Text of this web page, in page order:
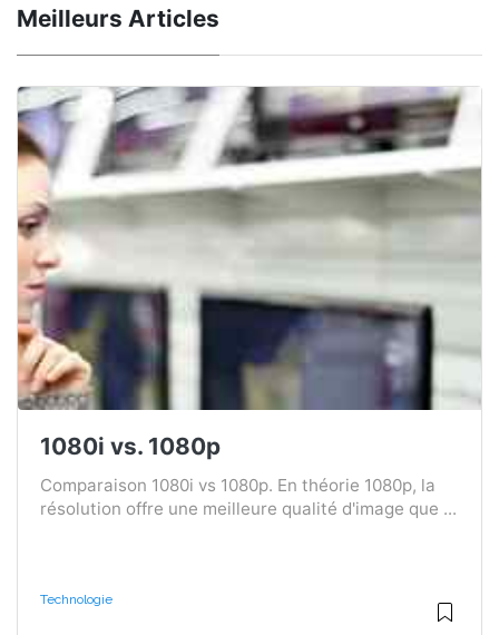
Meilleurs Articles
1080i vs. 1080p
Comparaison 1080i vs 1080p. En théorie 1080p, la
résolution offre une meilleure qualité d'image que ...
Technologie